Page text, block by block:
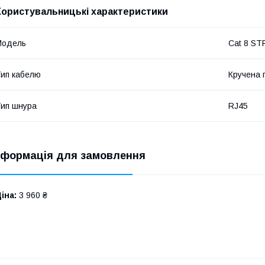
характеристики
Cat 8
кабелю Кручена
шнура RJ45
для замовлення
3 960 ₴